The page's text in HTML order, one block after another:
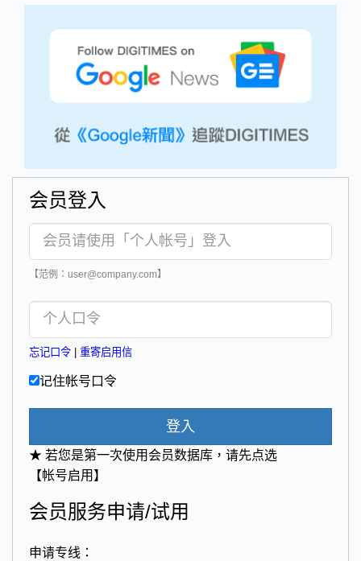
会员登入
【范例：user@company.com】
忘记口令 重寄启用信
记住帐号口令
登入
★ 若您是第一次使用会员数据库，请先点选
【帐号启用】
会员服务申请/试用
申请专线：